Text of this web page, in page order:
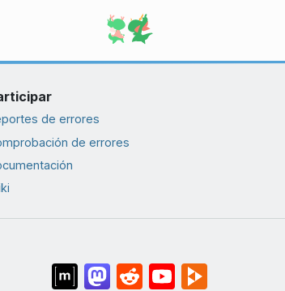
de errores
de errores